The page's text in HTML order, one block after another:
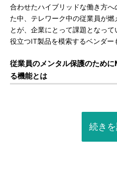
合わせたハイブリッドな働き方
た中、テレワーク中の従業員が
とが、企業にとって課題となっ
役立つIT製品を模索するベンダー
従業員のメンタル保護のため
る機能とは
続き